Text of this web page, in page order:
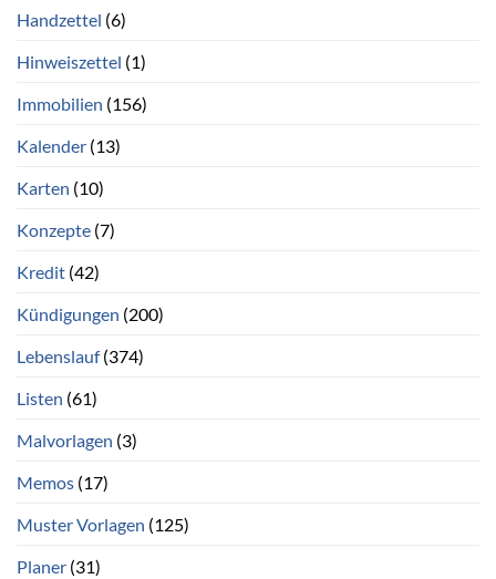
Handzettel (6)
Hinweiszettel (1)
Immobilien (156)
Kalender (13)
Karten (10)
Konzepte (7)
Kredit (42)
Kündigungen (200)
Lebenslauf(374)
Listen (61)
Malvorlagen (3)
Memos (17)
Muster Vorlagen (125)
Planer (31)